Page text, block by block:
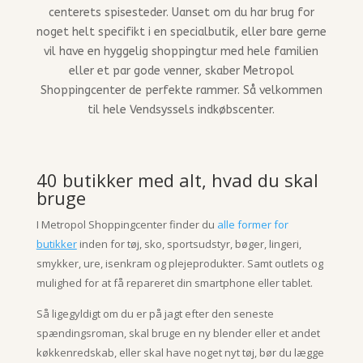
centerets spisesteder. Uanset om du har brug for
noget helt specifikt i en specialbutik, eller bare gerne
vil have en hyggelig shoppingtur med hele familien
eller et par gode venner, skaber Metropol
Shoppingcenter de perfekte rammer. Så velkommen
til hele Vendsyssels indkøbscenter.
40 butikker med alt, hvad du skal
bruge
I Metropol Shoppingcenter finder du alle former for
butikkerinden for tøj, sko, sportsudstyr, bøger, lingeri,
smykker, ure, isenkram og plejeprodukter. Samt outlets og
mulighed for at få repareret din smartphone eller tablet.
Så ligegyldigt om du er på jagt efter den seneste
spændingsroman, skal bruge en ny blender eller et andet
køkkenredskab, eller skal have noget nyt tøj, bør du lægge